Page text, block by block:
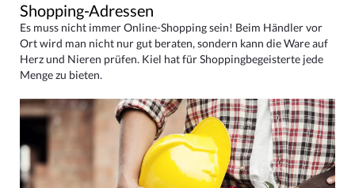
Shopping-Adressen
Es muss nicht immer Online-Shopping sein! Beim Händler vor
Ort wird man nicht nur gut beraten, sondern kann die Ware auf
Herz und Nieren prüfen. Kiel hat für Shoppingbegeisterte jede
Menge zu bieten.